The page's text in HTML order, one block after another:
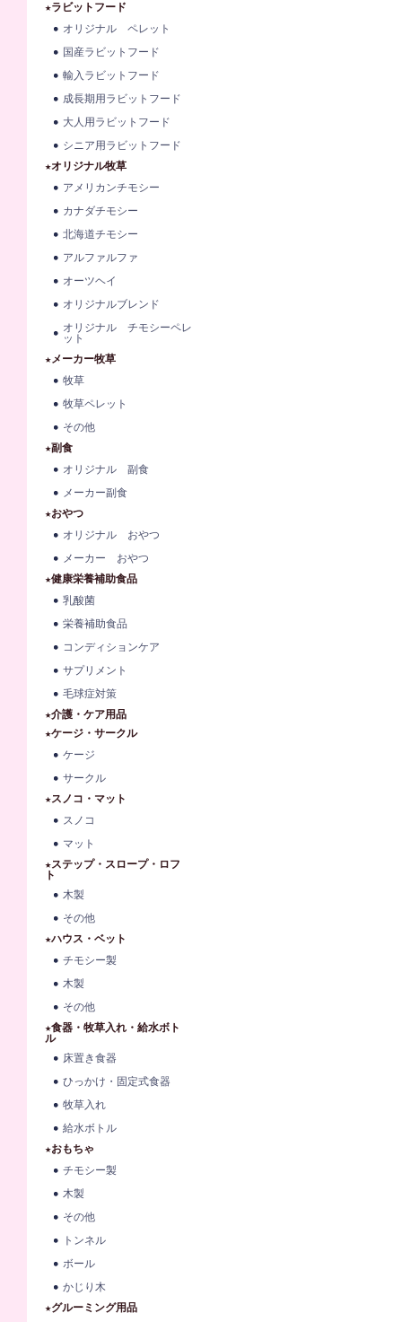
★ラビットフード
オリジナル ペレット
国産ラビットフード
輸入ラビットフード
成長期用ラビットフード
大人用ラビットフード
シニア用ラビットフード
★オリジナル牧草
アメリカンチモシー
カナダチモシー
北海道チモシー
アルファルファ
オーツヘイ
オリジナルブレンド
オリジナル チモシーペレ
ット
★メーカー牧草
牧草
牧草ペレット
その他
★副食
オリジナル 副食
メーカー副食
★おやつ
オリジナル おやつ
メーカー おやつ
★健康栄養補助食品
乳酸菌
栄養補助食品
コンディションケア
サプリメント
毛球症対策
★介護・ケア用品
★ケージ・サークル
ケージ
サークル
★スノコ・マット
スノコ
マット
★ステップ・スロープ・ロフ
ト
木製
その他
★ハウス・ベット
チモシー製
木製
その他
★食器・牧草入れ・給水ボト
ル
床置き食器
ひっかけ・固定式食器
牧草入れ
給水ボトル
★おもちゃ
チモシー製
木製
その他
トンネル
ボール
かじり木
★グルーミング用品